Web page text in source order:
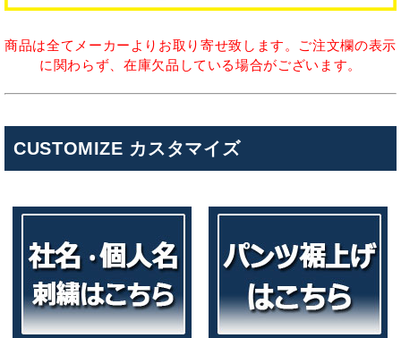
商品は全てメーカーよりお取り寄せ致します。ご注文欄の表示
に関わらず、在庫欠品している場合がございます。
CUSTOMIZE カスタマイズ